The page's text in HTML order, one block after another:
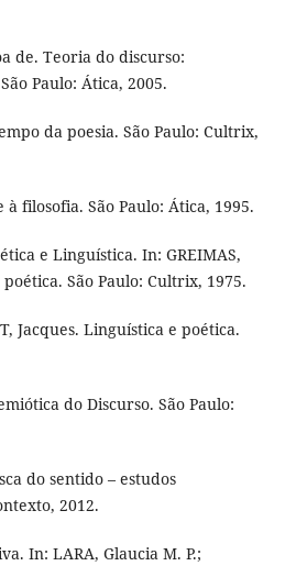
de. Teoria do discurso:
Paulo: Ática, 2005.
da poesia. São Paulo: Cultrix,
filosofia. São Paulo: Ática, 1995.
e Linguística. In: GREIMAS,
São Paulo: Cultrix, 1975.
Jacques. Linguística e poética.
do Discurso. São Paulo:
do sentido – estudos
2012.
In: LARA, Glaucia M. P.;